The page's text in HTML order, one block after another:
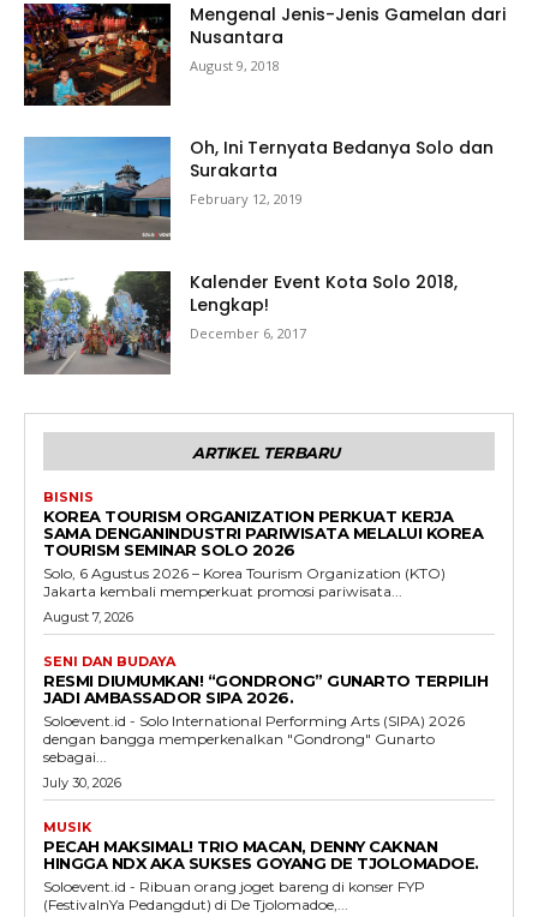
Mengenal Jenis-Jenis Gamelan dari
Nusantara
August 9, 2018
Oh, Ini Ternyata Bedanya Solo dan
Surakarta
February 12, 2019
Kalender Event Kota Solo 2018,
Lengkap!
December 6, 2017
ARTIKEL TERBARU
BISNIS
KOREA TOURISM ORGANIZATION PERKUAT KERJA
SAMA DENGANINDUSTRI PARIWISATA MELALUI KOREA
TOURISM SEMINAR SOLO 2026
Solo, 6 Agustus 2026 – Korea Tourism Organization (KTO)
Jakarta kembali memperkuat promosi pariwisata...
August 7, 2026
SENI DAN BUDAYA
RESMI DIUMUMKAN! “GONDRONG” GUNARTO TERPILIH
JADI AMBASSADOR SIPA 2026.
Soloevent.id - Solo International Performing Arts (SIPA) 2026
dengan bangga memperkenalkan "Gondrong" Gunarto
sebagai...
July 30, 2026
MUSIK
PECAH MAKSIMAL! TRIO MACAN, DENNY CAKNAN
HINGGA NDX AKA SUKSES GOYANG DE TJOLOMADOE.
Soloevent.id - Ribuan orang joget bareng di konser FYP
(FestivalnYa Pedangdut) di De Tjolomadoe,...